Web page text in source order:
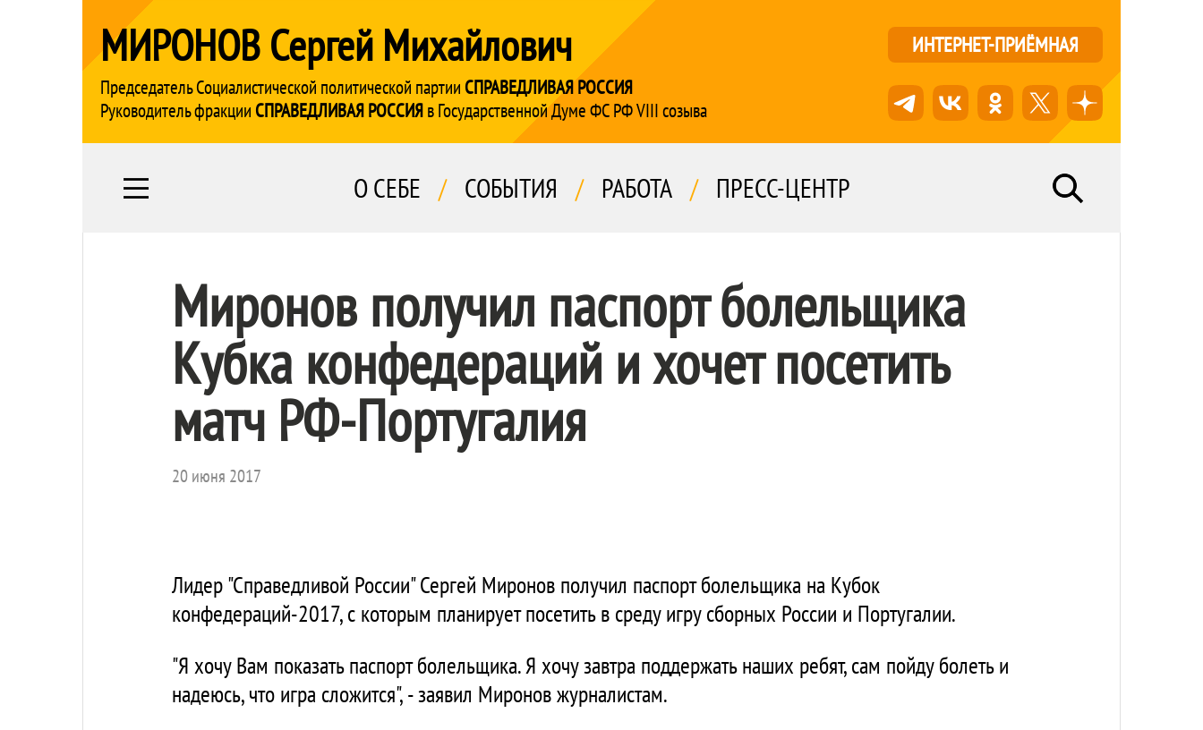
МИРОНОВ Сергей Михайлович
Председатель Социалистической политической партии СПРАВЕДЛИВАЯ РОССИЯ
Руководитель фракции СПРАВЕДЛИВАЯ РОССИЯв Государственной Думе ФС РФ VIII созыва
ИНТЕРНЕТ-ПРИЁМНАЯ
О СЕБЕ / СОБЫТИЯ / РАБОТА / ПРЕСС-ЦЕНТР
Миронов получил паспорт болельщика
Кубка конфедераций и хочет посетить
матч РФ-Португалия
20 июня 2017
Лидер "Справедливой России" Сергей Миронов получил паспорт болельщика на Кубок
конфедераций-2017, с которым планирует посетить в среду игру сборных России и Португалии.
"Я хочу Вам показать паспорт болельщика. Я хочу завтра поддержать наших ребят, сам пойду болеть и
надеюсь, что игра сложится", - заявил Миронов журналистам.